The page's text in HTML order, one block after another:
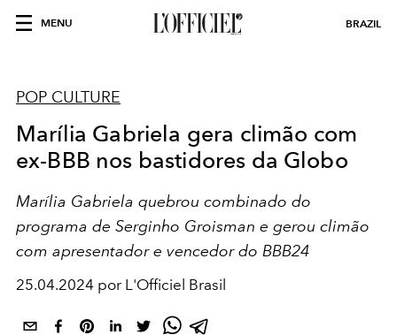
MENU BRAZIL
POP CULTURE
Marília Gabriela gera climão com
ex-BBB nos bastidores da Globo
Marília Gabriela quebrou combinado do
programa de Serginho Groisman e gerou climão
com apresentador e vencedor do BBB24
25.04.2024 por L'Officiel Brasil